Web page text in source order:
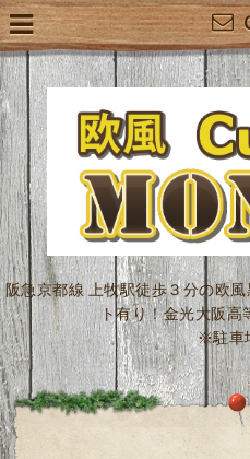
阪急京都線 上牧駅徒歩３分の欧
ト有り！金光大阪高
※駐車